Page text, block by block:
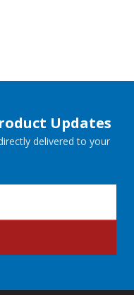
Updates
delivered to your